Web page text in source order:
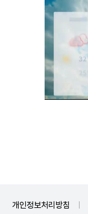
개인정보처리방침